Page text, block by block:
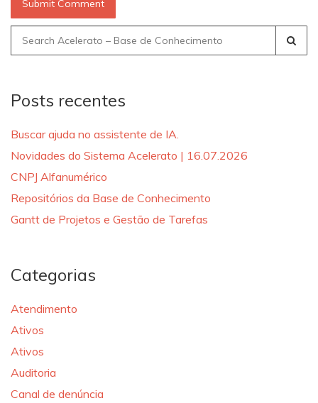
Search
for:
Posts recentes
Buscar ajuda no assistente de IA.
Novidades do Sistema Acelerato | 16.07.2026
CNPJ Alfanumérico
Repositórios da Base de Conhecimento
Gantt de Projetos e Gestão de Tarefas
Categorias
Atendimento
Ativos
Ativos
Auditoria
Canal de denúncia